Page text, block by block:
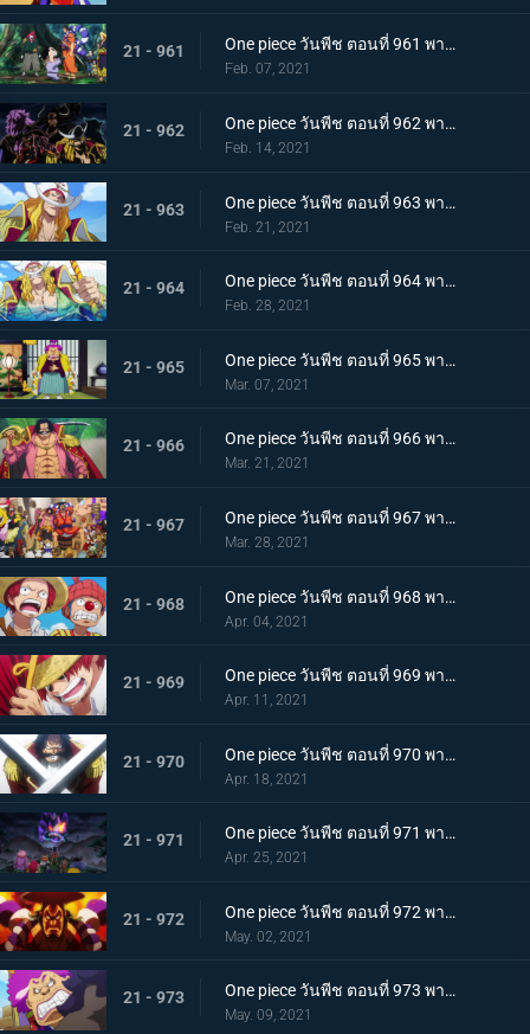
21 - 961 One piece วันพีช ตอนที่ 961 พากย์ไทย สาบานเป็นศิษย์ทั้งน้ำตา โอเด้งกับคินเอม่อน
Feb. 07, 2021
21 - 962 One piece วันพีช ตอนที่ 962 พากย์ไทย ชะตาชีวิตที่เปลี่ยนแปลง กลุ่มโจรสลัดหนวดขาวเกยตื้น!!
Feb. 14, 2021
21 - 963 One piece วันพีช ตอนที่ 963 พากย์ไทย ความมุ่งมั่นของโอเด้ง! การทดสอบของหนวดขาว!
Feb. 21, 2021
21 - 964 One piece วันพีช ตอนที่ 964 พากย์ไทย น้องชายของหนวดขาว! การผจญภัยของโอเด้ง!
Feb. 28, 2021
21 - 965 One piece วันพีช ตอนที่ 965 พากย์ไทย ดวลดาบ! โรเจอร์กับหนวดขาว!
Mar. 07, 2021
21 - 966 One piece วันพีช ตอนที่ 966 พากย์ไทย ความปรารถนาของโรเจอร์! การเดินทางครั้งใหม่
Mar. 21, 2021
21 - 967 One piece วันพีช ตอนที่ 967 พากย์ไทย อุทิศชีวิต! การผจญภัยของโรเจอร์!
Mar. 28, 2021
21 - 968 One piece วันพีช ตอนที่ 968 พากย์ไทย ราชาโจรสลัดถือกำเนิด ถึงแล้ว! เกาะสุดท้าย
Apr. 04, 2021
21 - 969 One piece วันพีช ตอนที่ 969 พากย์ไทย มุ่งสู่วะโนะคุนิ! โจรสลัดโรเจอร์สลายตัว!
Apr. 11, 2021
21 - 970 One piece วันพีช ตอนที่ 970 พากย์ไทย ข่าวร้าย เปิดยุคแห่งโจรสลัด
Apr. 18, 2021
21 - 971 One piece วันพีช ตอนที่ 971 พากย์ไทย บุก! โอเด้งและ 9 ปลอกดาบแดง
Apr. 25, 2021
21 - 972 One piece วันพีช ตอนที่ 972 พากย์ไทย ถึงเวลาตัดสิน! โอเด้งปะทะไคโด!
May. 02, 2021
21 - 973 One piece วันพีช ตอนที่ 973 พากย์ไทย ต้มจนตาย การต่อสู้ 1 ชั่วโมงของโอเด้ง
May. 09, 2021